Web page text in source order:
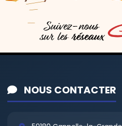
NOUS CONTACTER